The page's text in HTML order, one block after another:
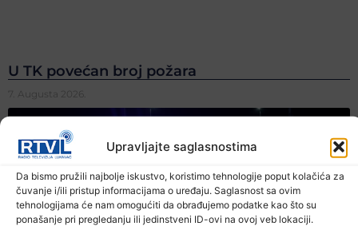
Upravljajte saglasnostima
Da bismo pružili najbolje iskustvo, koristimo tehnologije poput kolačića za
čuvanje i/ili pristup informacijama o uređaju. Saglasnost sa ovim
tehnologijama će nam omogućiti da obrađujemo podatke kao što su
ponašanje pri pregledanju ili jedinstveni ID-ovi na ovoj veb lokaciji.
U TK povećan broj požara
7. Augusta 2026.